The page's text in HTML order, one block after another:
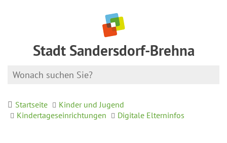
Stadt Sandersdorf-Brehna
Startseite
Kinder und Jugend
Kindertageseinrichtungen
Digitale Elterninfos